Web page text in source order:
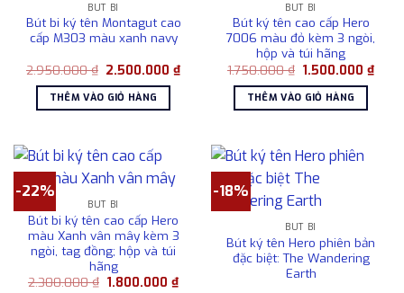
BÚT BI
Bút bi ký tên Montagut cao
cấp M303 màu xanh navy
2.950.000₫ Giá
là:
2.950.000 ₫.
2.500.000₫Giá
hiện
2.500.000 ₫.
THÊM VÀO GIỎ HÀNG
BÚT BI
Bút ký tên cao cấp Hero
7006 màu đỏ kèm 3 ngòi,
hộp và túi hãng
1.750.000₫ Giá
là:
1.750.000 ₫.
1.500.000₫Giá
hiện
THÊM VÀO GIỎ HÀNG
-22%
BÚT BI
Bút bi ký tên cao cấp Hero
màu Xanh vân mây kèm 3
ngòi, tag đồng; hộp và túi
hãng
2.300.000₫ Giá
1.800.000₫Giá
-18%
BÚT BI
Bút ký tên Hero phiên bản
đặc biệt: The Wandering
Earth